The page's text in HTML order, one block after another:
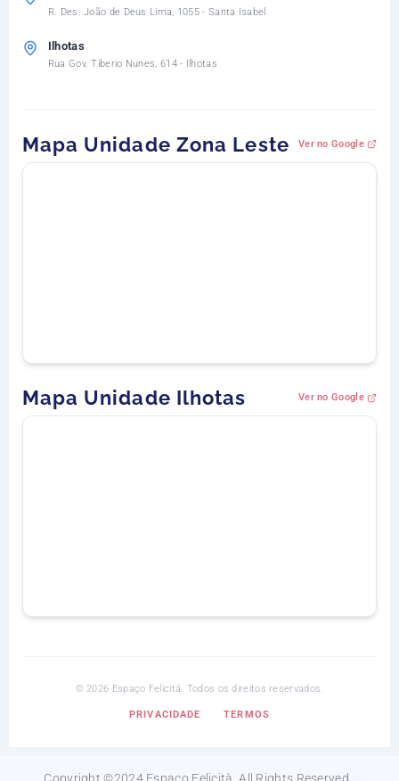
R. Des. João de Deus Lima, 1055 - Santa Isabel
Ilhotas
Rua Gov. Tiberio Nunes, 614 - Ilhotas
Mapa Unidade Zona Leste Ver no Google
Mapa Unidade Ilhotas Ver no Google
©2026 Espaço Felicitá. Todos os direitos reservados.
PRIVACIDADE TERMOS